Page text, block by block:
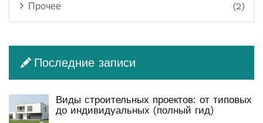
Прочее (2)
Последние записи
Виды строительных проектов: от типовых
до индивидуальных (полный гид)